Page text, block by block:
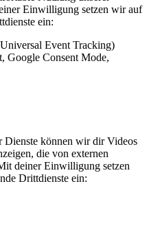
Einwilligung setzen wir auf
ein:
Event Tracking)
Google Consent Mode,
Dienste können wir dir Videos
die von externen
deiner Einwilligung setzen
Drittdienste ein: